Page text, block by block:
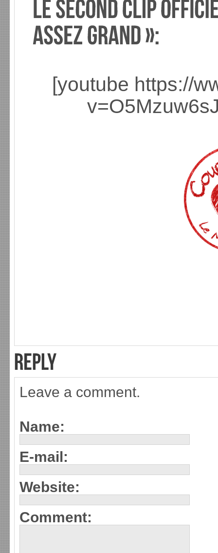
[youtube https://
Leave a comment.
Name:
E-mail:
Website:
Comment: